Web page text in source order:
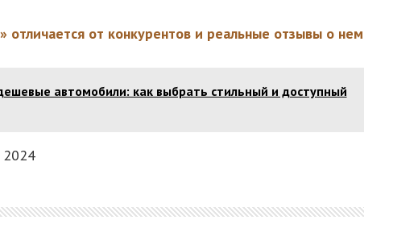
отличается от конкурентов и реальные отзывы о нем
автомобили: как выбрать стильный и доступный
2024